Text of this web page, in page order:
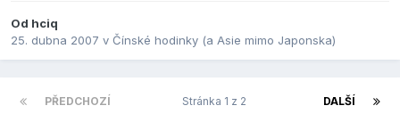
Od hciq
25. dubna 2007 v Čínské hodinky (a Asie mimo Japonska)
PŘEDCHOZÍ DALŠÍ
Stránka 1 z 2